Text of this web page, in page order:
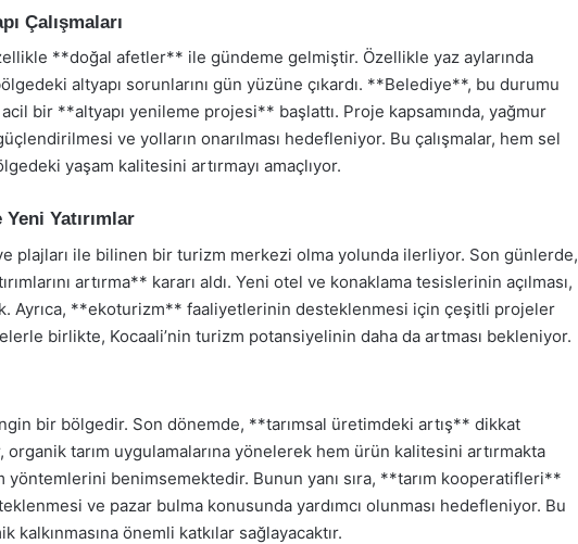
Çalışmaları
**doğal afetler** ile gündeme gelmiştir. Özellikle yaz aylarında
altyapı sorunlarını gün yüzüne çıkardı. **Belediye**, bu durumu
bir **altyapı yenileme projesi** başlattı. Proje kapsamında, yağmur
ve yolların onarılması hedefleniyor. Bu çalışmalar, hem sel
yaşam kalitesini artırmayı amaçlıyor.
Yatırımlar
plajları ile bilinen bir turizm merkezi olma yolunda ilerliyor. Son günlerde,
artırma** kararı aldı. Yeni otel ve konaklama tesislerinin açılması,
Ayrıca, **ekoturizm** faaliyetlerinin desteklenmesi için çeşitli projeler
birlikte, Kocaali’nin turizm potansiyelinin daha da artması bekleniyor.
bir bölgedir. Son dönemde, **tarımsal üretimdeki artış** dikkat
tarım uygulamalarına yönelerek hem ürün kalitesini artırmakta
yöntemlerini benimsemektedir. Bunun yanı sıra, **tarım kooperatifleri**
ve pazar bulma konusunda yardımcı olunması hedefleniyor. Bu
kalkınmasına önemli katkılar sağlayacaktır.